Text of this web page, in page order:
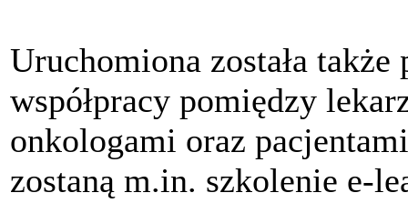
Uruchomiona została
współpracy pomiędzy
onkologami oraz
zostaną m.in. szkolenie e-